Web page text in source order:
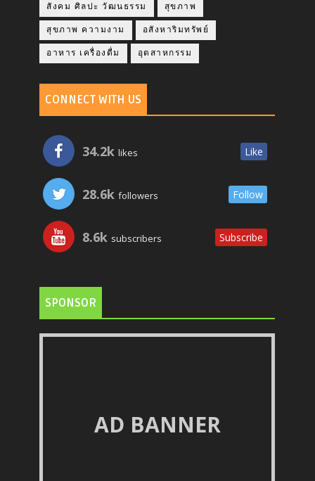
สังคม ศิลปะ วัฒนธรรม สุขภาพ
สุขภาพ ความงาม อสังหาริมทรัพย์
อาหาร เครื่องดื่ม อุตสาหกรรม
CONNECT WITH US
34.2k likes Like
28.6k followers Follow
8.6k subscribers Subscribe
SPONSOR
AD BANNER